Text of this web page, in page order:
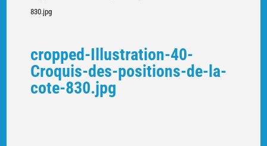
830.jpg
cropped-Illustration-40-
Croquis-des-positions-de-la-
cote-830.jpg